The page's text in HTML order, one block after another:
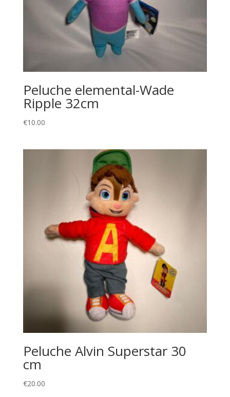
Peluche elemental-Wade
Ripple 32cm
€10.00
Peluche Alvin Superstar 30
cm
€20.00